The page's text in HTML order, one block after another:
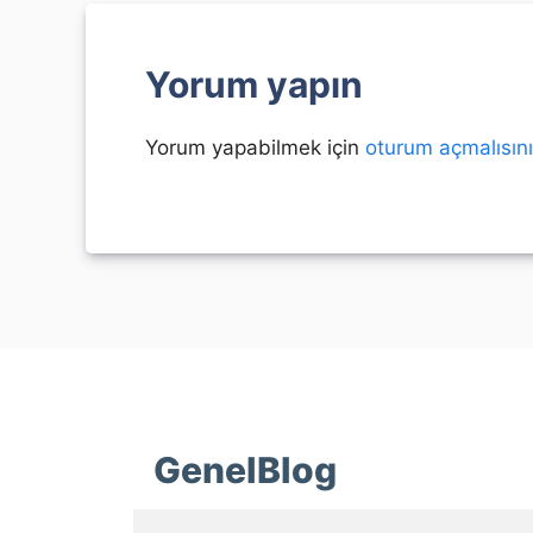
Yorum yapın
Yorum yapabilmek için oturum
GenelBlog